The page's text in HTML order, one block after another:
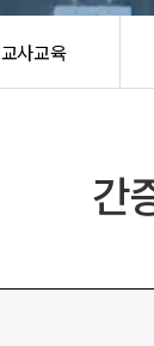
교사교육
간